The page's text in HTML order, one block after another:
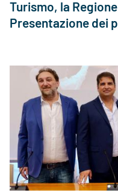
Turismo, la
Presentazione dei